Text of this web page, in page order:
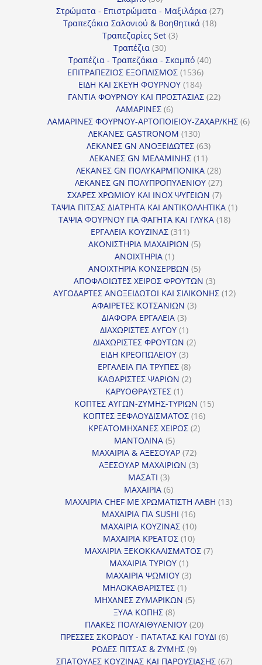
προϊόντα
Στρώματα - Επιστρώματα - Μαξιλάρια 2727
Τραπεζάκια Σαλονιού & Βοηθητικά 1818
Τραπεζαρίες Set 33
Τραπέζια 3030
προϊόντα
Τραπέζια - Τραπεζάκια - Σκαμπό 4040
ΕΠΙΤΡΑΠΕΖΙΟΣ ΕΞΟΠΛΙΣΜΟΣ 15361536
προϊόντα
ΕΙΔΗ ΚΑΙ ΣΚΕΥΗ ΦΟΥΡΝΟΥ 184184
προϊόντα
ΓΑΝΤΙΑ ΦΟΥΡΝΟΥ ΚΑΙ ΠΡΟΣΤΑΣΙΑΣ 2222
ΛΑΜΑΡΙΝΕΣ 66
προϊόντα
ΛΑΜΑΡΙΝΕΣ ΦΟΥΡΝΟΥ-ΑΡΤΟΠΟΙΕΙΟΥ-ΖΑΧΑΡ/ΚΗΣ 66
ΛΕΚΑΝΕΣ GASTRONOM 130130
προϊόντα
ΛΕΚΑΝΕΣ GN ΑΝΟΞΕΙΔΩΤΕΣ 6363
ΛΕΚΑΝΕΣ GN ΜΕΛΑΜΙΝΗΣ 1111
προϊόντα
ΛΕΚΑΝΕΣ GN ΠΟΛΥΚΑΡΜΠΟΝΙΚΑ 2828
προϊόντα
ΛΕΚΑΝΕΣ GN ΠΟΛΥΠΡΟΠΥΛΕΝΙΟΥ 2727
προϊόντα
ΣΧΑΡΕΣ ΧΡΩΜΙΟΥ ΚΑΙ INOX ΨΥΓΕΙΩΝ 77
προϊόντα
ΤΑΨΙΑ ΠΙΤΣΑΣ ΔΙΑΤΡΗΤΑ ΚΑΙ ΑΝΤΙΚΟΛΛΗΤΙΚΑ 11
ΤΑΨΙΑ ΦΟΥΡΝΟΥ ΓΙΑ ΦΑΓΗΤΑ ΚΑΙ ΓΛΥΚΑ 1818
ΕΡΓΑΛΕΙΑ ΚΟΥΖΙΝΑΣ 311311
προϊόντα
ΑΚΟΝΙΣΤΗΡΙΑ ΜΑΧΑΙΡΙΩΝ 55
ΑΝΟΙΧΤΗΡΙΑ 11
προϊόν
ΑΝΟΙΧΤΗΡΙΑ ΚΟΝΣΕΡΒΩΝ 55
προϊόντα
ΑΠΟΦΛΟΙΩΤΕΣ ΧΕΙΡΟΣ ΦΡΟΥΤΩΝ 33
προϊόντα
ΑΥΓΟΔΑΡΤΕΣ ΑΝΟΞΕΙΔΩΤΟΙ ΚΑΙ ΣΙΛΙΚΟΝΗΣ 1212
ΑΦΑΙΡΕΤΕΣ ΚΟΤΣΑΝΙΩΝ 33
ΔΙΑΦΟΡΑ ΕΡΓΑΛΕΙΑ 33
προϊόντα
ΔΙΑΧΩΡΙΣΤΕΣ ΑΥΓΟΥ 11
προϊόν
ΔΙΑΧΩΡΙΣΤΕΣ ΦΡΟΥΤΩΝ 22
ΕΙΔΗ ΚΡΕΟΠΩΛΕΙΟΥ 33
προϊόντα
ΕΡΓΑΛΕΙΑ ΓΙΑ ΤΡΥΠΕΣ 88
προϊόντα
ΚΑΘΑΡΙΣΤΕΣ ΨΑΡΙΩΝ 22
ΚΑΡΥΟΘΡΑΥΣΤΕΣ 11
προϊόν
ΚΟΠΤΕΣ ΑΥΓΩΝ-ΖΥΜΗΣ-ΤΥΡΙΩΝ 1515
ΚΟΠΤΕΣ ΞΕΦΛΟΥΔΙΣΜΑΤΟΣ 1616
ΚΡΕΑΤΟΜΗΧΑΝΕΣ ΧΕΙΡΟΣ 22
ΜΑΝΤΟΛΙΝΑ 55
προϊόντα
ΜΑΧΑΙΡΙΑ & ΑΞΕΣΟΥΑΡ 7272
προϊόντα
ΑΞΕΣΟΥΑΡ ΜΑΧΑΙΡΙΩΝ 33
ΜΑΣΑΤΙ 33
προϊόντα
ΜΑΧΑΙΡΙΑ 66
προϊόντα
ΜΑΧΑΙΡΙΑ CHEF ΜΕ ΧΡΩΜΑΤΙΣΤΗ ΛΑΒΗ 1313
ΜΑΧΑΙΡΙΑ ΓΙΑ SUSHI 1616
προϊόντα
ΜΑΧΑΙΡΙΑ ΚΟΥΖΙΝΑΣ 1010
προϊόντα
ΜΑΧΑΙΡΙΑ ΚΡΕΑΤΟΣ 1010
προϊόντα
ΜΑΧΑΙΡΙΑ ΞΕΚΟΚΚΑΛΙΣΜΑΤΟΣ 77
ΜΑΧΑΙΡΙΑ ΤΥΡΙΟΥ 11
προϊόν
ΜΑΧΑΙΡΙΑ ΨΩΜΙΟΥ 33
ΜΗΛΟΚΑΘΑΡΙΣΤΕΣ 11
προϊόν
ΜΗΧΑΝΕΣ ΖΥΜΑΡΙΚΩΝ 55
ΞΥΛΑ ΚΟΠΗΣ 88
προϊόντα
ΠΛΑΚΕΣ ΠΟΛΥΑΙΘΥΛΕΝΙΟΥ 2020
προϊόντα
ΠΡΕΣΣΕΣ ΣΚΟΡΔΟΥ - ΠΑΤΑΤΑΣ ΚΑΙ ΓΟΥΔΙ 66
ΡΟΔΕΣ ΠΙΤΣΑΣ & ΖΥΜΗΣ 99
προϊόντα
ΣΠΑΤΟΥΛΕΣ ΚΟΥΖΙΝΑΣ ΚΑΙ ΠΑΡΟΥΣΙΑΣΗΣ 6767